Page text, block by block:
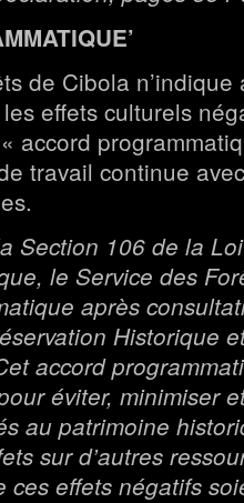
de Cibola n’indique
effets culturels
accord
travail continue
Section 106 de la
le Service des
après
Historique
accord
éviter, minimiser
au patrimoine
sur d’autres
ces effets négatifs